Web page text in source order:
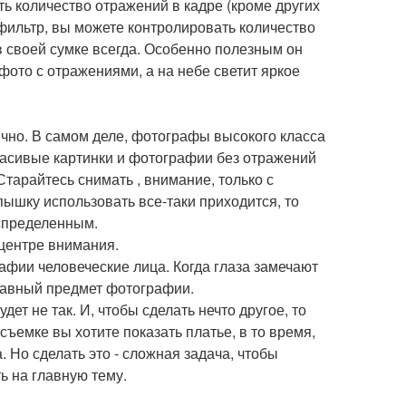
количество отражений в кадре (кроме других
вы можете контролировать количество
сумке всегда. Особенно полезным он
с отражениями, а на небе светит яркое
В самом деле, фотографы высокого класса
картинки и фотографии без отражений
снимать , внимание, только с
использовать все-таки приходится, то
внимания.
человеческие лица. Когда глаза замечают
предмет фотографии.
не так. И, чтобы сделать нечто другое, то
вы хотите показать платье, в то время,
Но сделать это - сложная задача, чтобы
на главную тему.